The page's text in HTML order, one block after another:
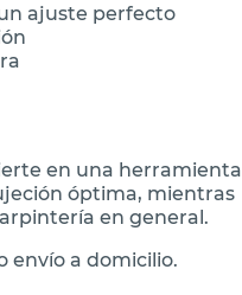
ajuste perfecto
en una herramienta
óptima, mientras
en general.
envío a domicilio.